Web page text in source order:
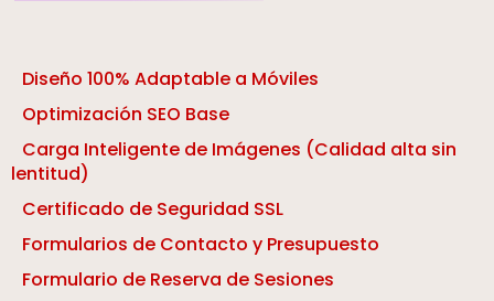
Diseño 100% Adaptable a Móviles
Optimización SEO Base
Carga Inteligente de Imágenes (Calidad alta sin
lentitud)
Certificado de Seguridad SSL
Formularios de Contacto y Presupuesto
Formulario de Reserva de Sesiones